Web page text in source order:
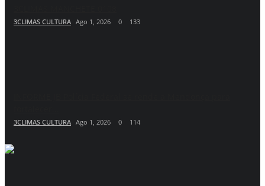
3CLIMAS CULTURA Ago 1, 2026 0 133
3CLIMAS CULTURA Ago 1, 2026 0 114